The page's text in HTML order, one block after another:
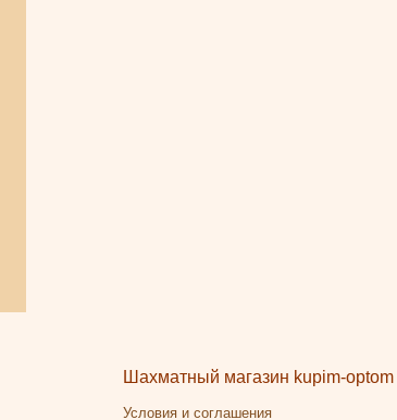
Шахматный магазин kupim-optom
Условия и соглашения